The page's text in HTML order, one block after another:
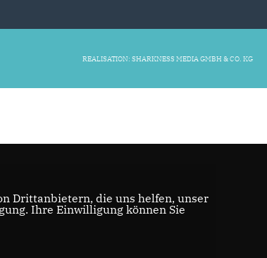
REALISATION: SHARKNESS MEDIA GMBH & CO. KG
Drittanbietern, die uns helfen, unser
Ihre Einwilligung können Sie